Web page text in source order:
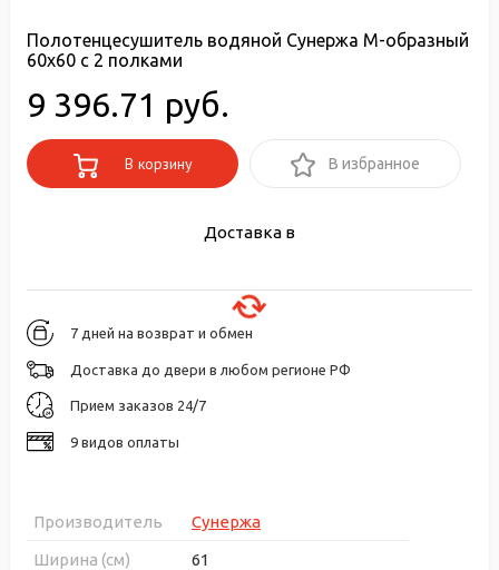
Полотенцесушитель водяной Сунержа М-образный
60x60 с 2 полками
9 396.71 руб.
В корзину В избранное
Доставка в
7 дней на возврат и обмен
Доставка до двери в любом регионе РФ
Прием заказов 24/7
9 видов оплаты
Производитель
Сунержа
Ширина (см)
61